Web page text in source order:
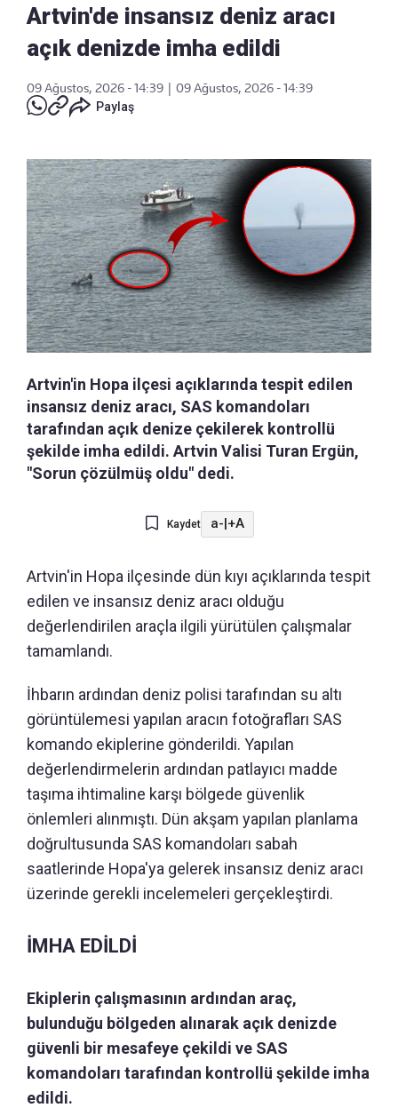
Artvin'de insansız deniz aracı
açık denizde imha edildi
09 Ağustos, 2026 - 14:39
09 Ağustos, 2026 - 14:39
Paylaş
Artvin'in Hopa ilçesi açıklarında tespit edilen
insansız deniz aracı, SAS komandoları
tarafından açık denize çekilerek kontrollü
şekilde imha edildi. Artvin Valisi Turan Ergün,
"Sorun çözülmüş oldu" dedi.
Kaydet a- +A
Artvin'in Hopa ilçesinde dün kıyı açıklarında tespit
edilen ve insansız deniz aracı olduğu
değerlendirilen araçla ilgili yürütülen çalışmalar
tamamlandı.
İhbarın ardından deniz polisi tarafından su altı
görüntülemesi yapılan aracın fotoğrafları SAS
komando ekiplerine gönderildi. Yapılan
değerlendirmelerin ardından patlayıcı madde
taşıma ihtimaline karşı bölgede güvenlik
önlemleri alınmıştı. Dün akşam yapılan planlama
doğrultusunda SAS komandoları sabah
saatlerinde Hopa'ya gelerek insansız deniz aracı
üzerinde gerekli incelemeleri gerçekleştirdi.
İMHA EDİLDİ
Ekiplerin çalışmasının ardından araç,
bulunduğu bölgeden alınarak açık denizde
güvenli bir mesafeye çekildi ve SAS
komandoları tarafından kontrollü şekilde imha
edildi.